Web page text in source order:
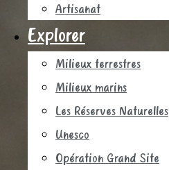
Artisanat
Explorer
Milieux terrestres
Milieux marins
Les Réserves Naturelles
Unesco
Opération Grand Site